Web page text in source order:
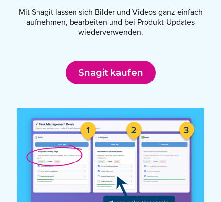
Mit Snagit lassen sich Bilder und Videos ganz einfach
aufnehmen, bearbeiten und bei Produkt-Updates
wiederverwenden.
Snagit kaufen